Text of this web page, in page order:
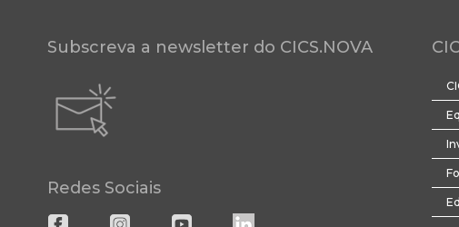
Subscreva a newsletter do CICS.NOVA
Redes Sociais